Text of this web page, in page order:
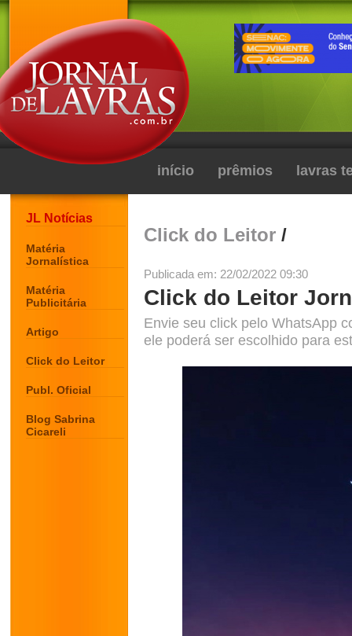
início prêmios lavras
JL Notícias
Matéria
Jornalística
Matéria
Publicitária
Artigo
Click do Leitor
Publ. Oficial
Blog Sabrina
Cicareli
Click do Leitor /
Publicada em: 22/02/2022 09:30
Click do Leitor
Envie seu click pelo WhatsApp
ele poderá ser escolhido para